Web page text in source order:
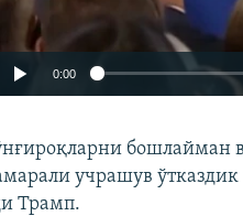
0:00
бошлайман
учрашув
Трамп.